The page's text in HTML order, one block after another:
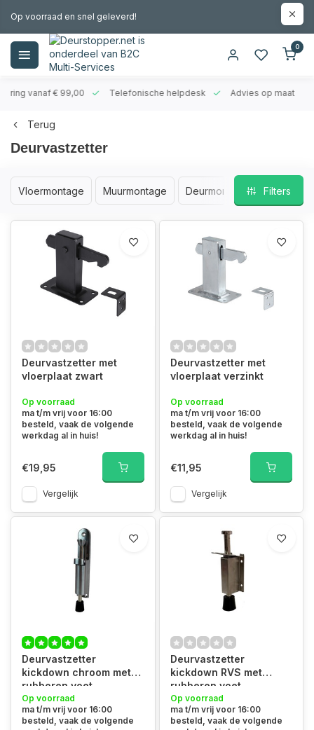
Op voorraad en snel geleverd!
0
vanaf € 99,00 Telefonische helpdesk Advies op maat
Terug
Deurvastzetter
Vloermontage Muurmontage Deurmontage Filters
Deurvastzetter met
vloerplaat zwart
Op voorraad
ma t/m vrij voor 16:00
besteld, vaak de volgende
werkdag al in huis!
€19,95
Vergelijk
Deurvastzetter met
vloerplaat verzinkt
Op voorraad
ma t/m vrij voor 16:00
besteld, vaak de volgende
werkdag al in huis!
€11,95
Vergelijk
Deurvastzetter
kickdown chroom met
rubberen voet
Op voorraad
ma t/m vrij voor 16:00
besteld, vaak de volgende
Deurvastzetter
kickdown RVS met
rubberen voet
Op voorraad
ma t/m vrij voor 16:00
besteld, vaak de volgende